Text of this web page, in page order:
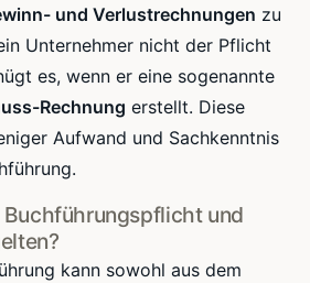
und Verlustrechnungen zu
Unternehmer nicht der Pflicht
es, wenn er eine sogenannte
Rechnung erstellt. Diese
Aufwand und Sachkenntnis
und
kann sowohl aus dem